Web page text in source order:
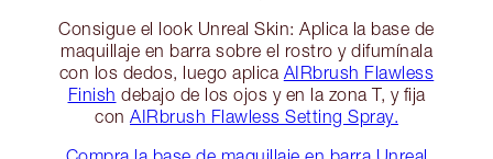
Consigue el look Unreal Skin: Aplica la base de
maquillaje en barra sobre el rostro y difumínala
con los dedos, luego aplica AIRbrush Flawless
Finish debajo de los ojos y en la zona T, y fija
con AIRbrush Flawless Setting Spray.